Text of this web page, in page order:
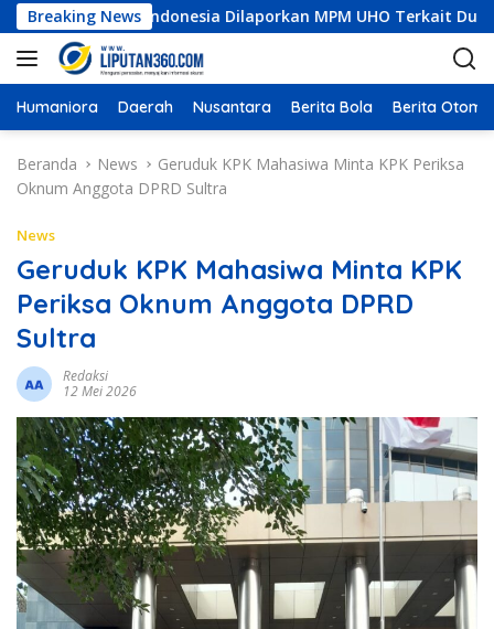
a
g
u
Breaking News
Indonesia Dilaporkan MPM UHO Terkait Dugaan
Humaniora Daerah Nusantara Berita Bola Berita
Beranda News
Geruduk KPK Mahasiwa Minta KPK Periksa
Oknum Anggota DPRD Sultra
News
Geruduk KPK Mahasiwa Minta KPK
Periksa Oknum Anggota DPRD
Sultra
Redaksi
12 Mei 2026